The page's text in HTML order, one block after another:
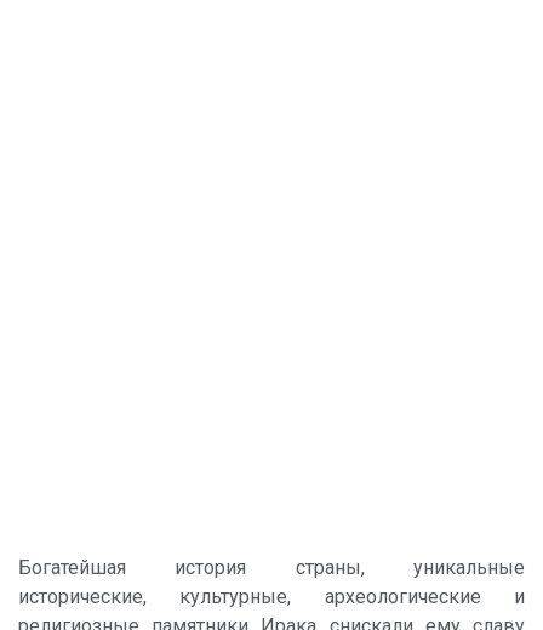
Богатейшая история страны, уникальные
исторические, культурные, археологические и